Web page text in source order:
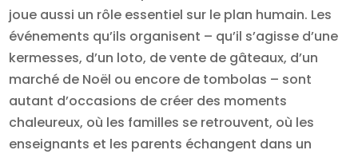
joue aussi un rôle essentiel sur le plan humain. Les
événements qu’ils organisent – qu’il s’agisse d’une
kermesses, d’un loto, de vente de gâteaux, d’un
marché de Noël ou encore de tombolas – sont
autant d’occasions de créer des moments
chaleureux, où les familles se retrouvent, où les
enseignants et les parents échangent dans un